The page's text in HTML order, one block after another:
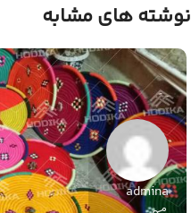
نوشته های مشابه
admina